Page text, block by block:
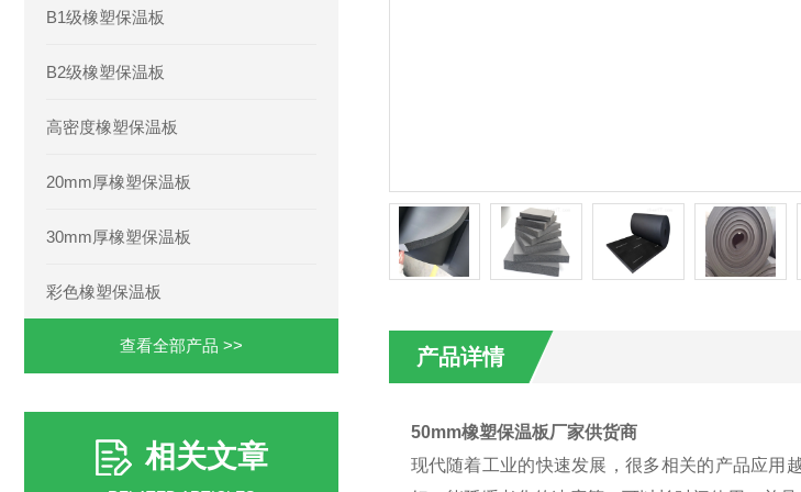
B1级橡塑保温板
B2级橡塑保温板
高密度橡塑保温板
20mm厚橡塑保温板
30mm厚橡塑保温板
彩色橡塑保温板
查看全部产品 >>
相关文章
产品详情
50mm橡塑保温板厂家供货商
现代随着工业的快速发展，很多相关的产品应用